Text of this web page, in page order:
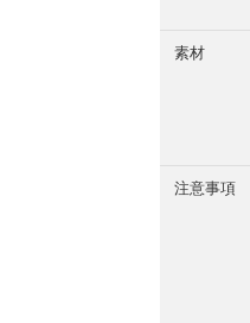
素材
注意事項